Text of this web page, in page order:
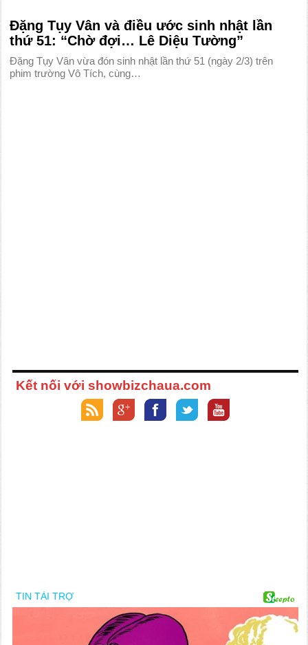
Đặng Tụy Vân và điều ước sinh nhật lần
thứ 51: “Chờ đợi… Lê Diệu Tường”
Đặng Tụy Vân vừa đón sinh nhật lần thứ 51 (ngày 2/3) trên
phim trường Vô Tích, cùng…
Kết nối với showbizchaua.com